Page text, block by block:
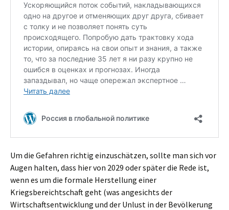
Um die Gefahren richtig einzuschätzen, sollte man sich vor
Augen halten, dass hier von 2029 oder später die Rede ist,
wenn es um die formale Herstellung einer
Kriegsbereichtschaft geht (was angesichts der
Wirtschaftsentwicklung und der Unlust in der Bevölkerung